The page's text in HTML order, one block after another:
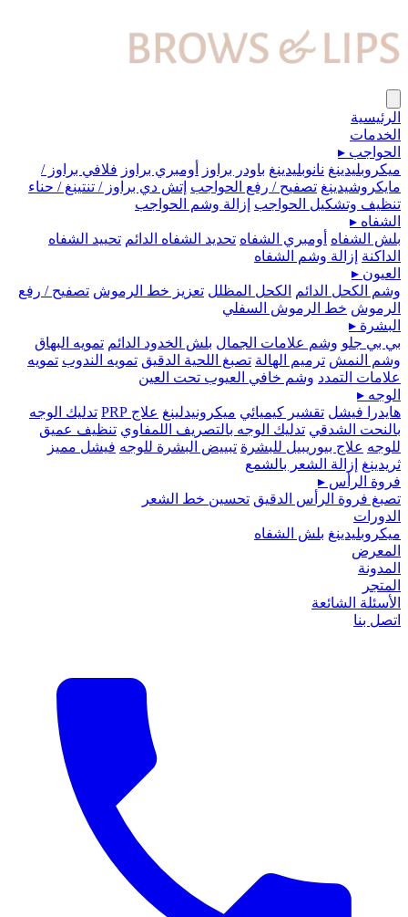
الرئيسية
الخدمات
الحواجب ▸
ميكروبلیدينغ نانوبليدينغ باودر براوز أومبري براوز فلافي براوز /
مايكروشيدينغ تصفيح / رفع الحواجب إتش دي براوز / تنتينغ / حناء
تنظيف وتشكيل الحواجب إزالة وشم الحواجب
الشفاه ▸
بلش الشفاه أومبري الشفاه تحديد الشفاه الدائم تحييد الشفاه
الداكنة إزالة وشم الشفاه
العيون ▸
وشم الكحل الدائم
الكحل المظلل تعزيز خط الرموش تصفيح / رفع
الرموش خط الرموش السفلي
البشرة ▸
بي بي جلو وشم علامات الجمال بلش الخدود الدائم تمويه البهاق
وشم النمش ترميم الهالة تصبغ اللحية الدقيق تمويه الندوب تمويه
علامات التمدد وشم خافي العيوب تحت العين
الوجه ▸
هايدرا فيشل تقشير كيميائي ميكرونيدلينغ علاج PRP
تدليك الوجه
بالنحت الشدقي تدليك الوجه بالتصريف اللمفاوي تنظيف عميق
للوجه علاج بيوريبيل للبشرة تبييض البشرة للوجه فيشل مميز
ثريدينغ إزالة الشعر بالشمع
فروة الرأس ▸
تصبغ فروة الرأس الدقيق تحسين خط الشعر
الدورات
ميكروبلیدينغ بلش الشفاه
المعرض
المدونة
المتجر
الأسئلة الشائعة
اتصل بنا